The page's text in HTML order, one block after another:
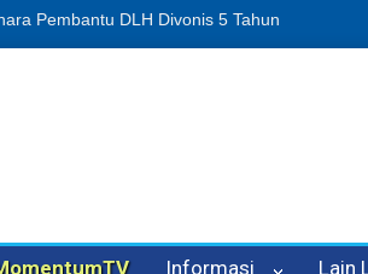
Hukum Pelapor Desak Polisi Tetapkan P-
Informasi Lain